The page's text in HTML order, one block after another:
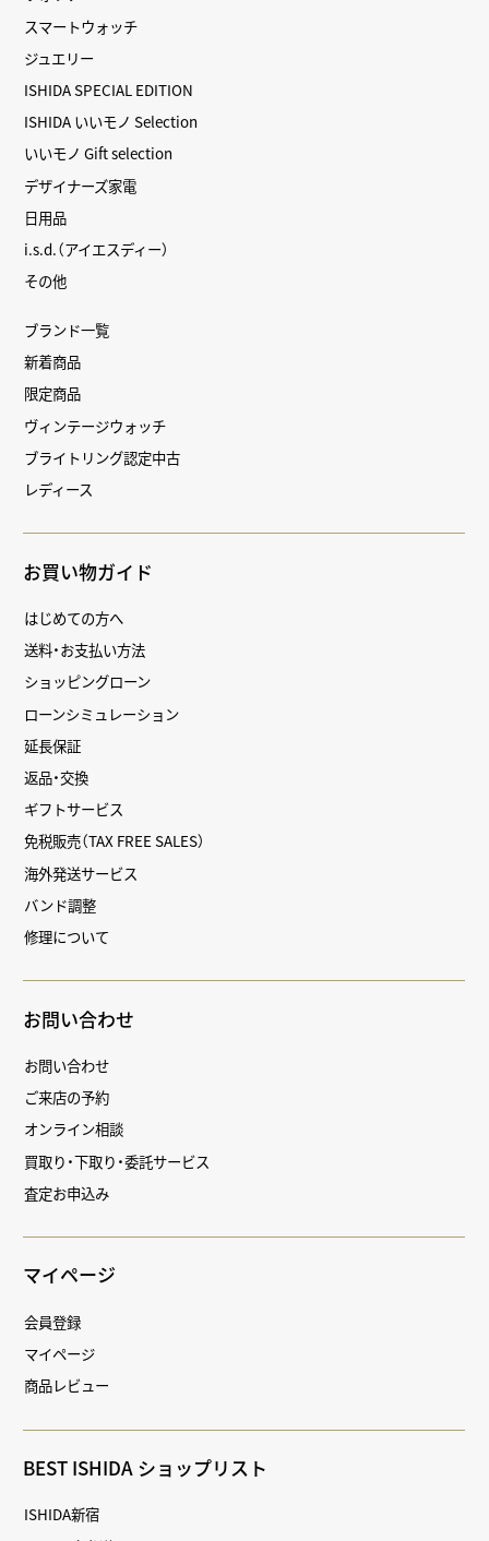
スマートウォッチ
ジュエリー
ISHIDA SPECIAL EDITION
ISHIDA いいモノ Selection
いいモノ Gift selection
デザイナーズ家電
日用品
i.s.d.（アイエスディー）
その他
ブランド一覧
新着商品
限定商品
ヴィンテージウォッチ
ブライトリング認定中古
レディース
お買い物ガイド
はじめての方へ
送料・お支払い方法
ショッピングローン
ローンシミュレーション
延長保証
返品・交換
ギフトサービス
免税販売（TAX FREE SALES）
海外発送サービス
バンド調整
修理について
お問い合わせ
お問い合わせ
ご来店の予約
オンライン相談
買取り・下取り・委託サービス
査定お申込み
マイページ
会員登録
マイページ
商品レビュー
BEST ISHIDA ショップリスト
ISHIDA新宿